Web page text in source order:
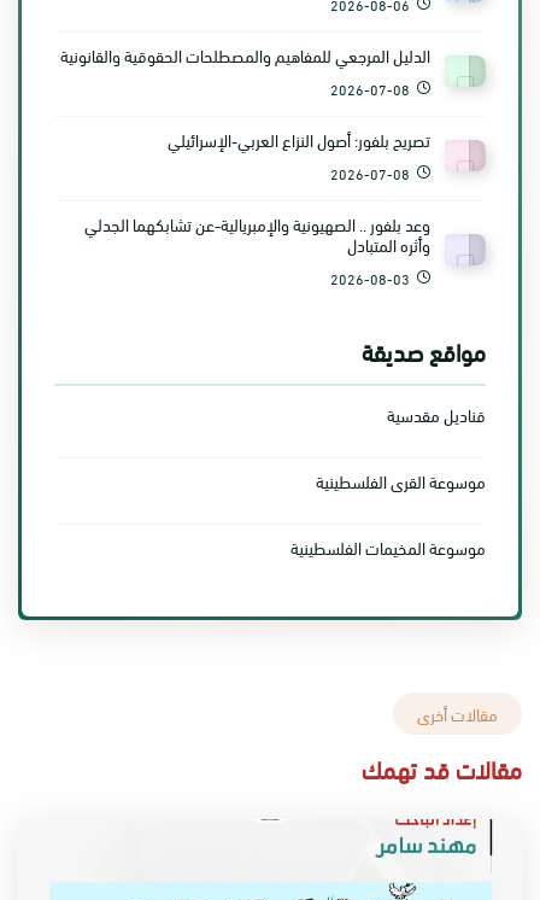
الدليل المرجعي للمفاهيم والمصطلحات الحقوقية والقانونية
2026-07-08
تصريح بلفور: أصول النزاع العربي-الإسرائيلي
2026-07-08
وعد بلفور .. الصهيونية والإمبريالية-عن تشابكهما الجدلي
وأثره المتبادل
2026-08-03
مواقع صديقة
قناديل مقدسية
موسوعة القرى الفلسطينية
موسوعة المخيمات الفلسطينية
مقالات أخرى
مقالات قد تهمك